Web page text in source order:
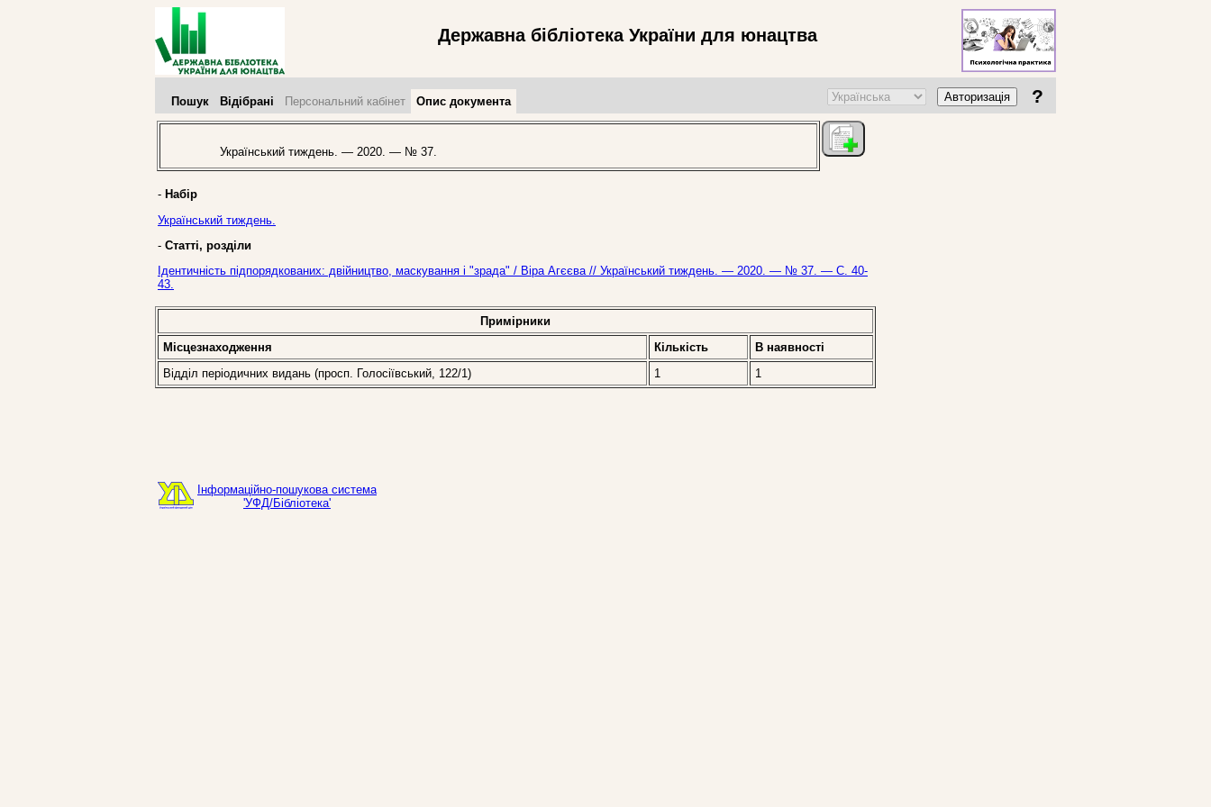
Державна бібліотека України для юнацтва
Пошук Відібрані Персональний кабінет Опис документа Авторизація ?
Український тиждень. — 2020. — № 37.
- Набір
Український тиждень.
- Статті, розділи
Ідентичність підпорядкованих: двійництво, маскування і "зрада" / Віра Агєєва // Український тиждень. — 2020. — № 37. — С. 40-
43.
Примірники
Місцезнаходження
Кількість
В наявностi
Відділ періодичних видань (просп. Голосіївський, 122/1)
1 1
Інформаційно-пошукова система
'УФД/Бібліотека'